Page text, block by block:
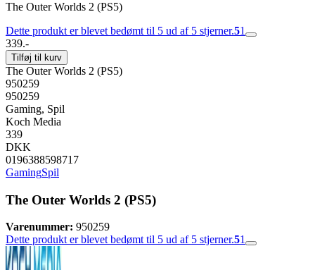
The Outer Worlds 2 (PS5)
Dette produkt er blevet bedømt til 5 ud af 5 stjerner.51
339.-
Tilføj til kurv
The Outer Worlds 2 (PS5)
950259
950259
Gaming, Spil
Koch Media
339
DKK
0196388598717
GamingSpil
The Outer Worlds 2 (PS5)
Varenummer: 950259
Dette produkt er blevet bedømt til 5 ud af 5 stjerner.51